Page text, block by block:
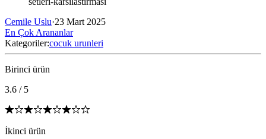
Cemile Uslu·23 Mart 2025
En Çok Arananlar
Kategoriler:cocuk urunleri
Birinci ürün
3.6 / 5
İkinci ürün